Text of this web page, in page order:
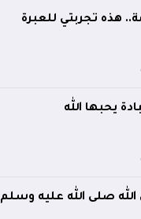
هذه تجربتي للعبرة
يحبها الله
الله صلى الله عليه وسلم